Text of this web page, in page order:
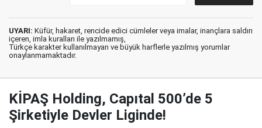
UYARI: Küfür, hakaret, rencide edici cümleler veya imalar, inançlara saldırı
içeren, imla kuralları ile yazılmamış,
Türkçe karakter kullanılmayan ve büyük harflerle yazılmış yorumlar
onaylanmamaktadır.
KİPAŞ Holding, Capıtal 500’de 5
Şirketiyle Devler Liginde!